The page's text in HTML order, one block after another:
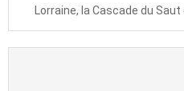
Lorraine, la Cascade du